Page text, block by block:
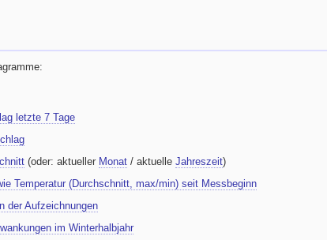
letzte 7 Tage
(oder: aktueller Monat / aktuelle Jahreszeit)
Temperatur (Durchschnitt, max/min) seit Messbeginn
der Aufzeichnungen
im Winterhalbjahr